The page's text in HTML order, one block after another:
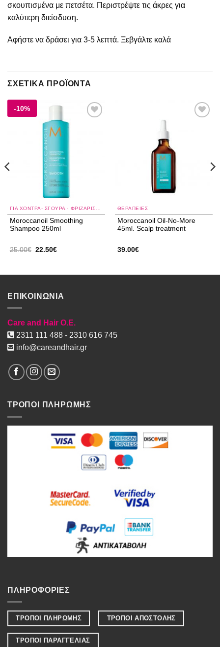
σκουπισμένα με πετσέτα. Περιστρέψτε τις άκρες για
καλύτερη διείσδυση.
Αφήστε να δράσει για 3-5 λεπτά. Ξεβγάλτε καλά
ΣΧΕΤΙΚΆ ΠΡΟΪΌΝΤΑ
-10%
ΓΙΑ ΧΟΝΤΡΆ- ΣΓΟΥΡΆ - ΦΡΙΖΑΡΙΣΜΈΝΑ ΜΑΛΛΙΆ
Moroccanoil Smoothing
Shampoo 250ml
25.00€ Original
22.50€Η
22.50€.
ΘΕΡΑΠΕΙΕΣ
Moroccanoil Oil-No-More
45ml. Scalp treatment
39.00€
ΕΠΙΚΟΙΝΩΝΙΑ
Care and Hair O.E.
2311 111 488 - 2310 616 745
info@careandhair.gr
ΤΡΟΠΟΙ ΠΛΗΡΩΜΗΣ
ΠΛΗΡΟΦΟΡΙΕΣ
ΤΡΟΠΟΙ ΠΛΗΡΩΜΗΣ ΤΡΟΠΟΙ ΑΠΟΣΤΟΛΗΣ
ΤΡΟΠΟΙ ΠΑΡΑΓΓΕΛΙΑΣ